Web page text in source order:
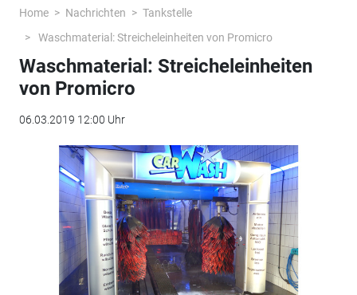
Home Nachrichten
Tankstelle
Waschmaterial: Streicheleinheiten von Promicro
Waschmaterial: Streicheleinheiten
von Promicro
06.03.2019 12:00 Uhr